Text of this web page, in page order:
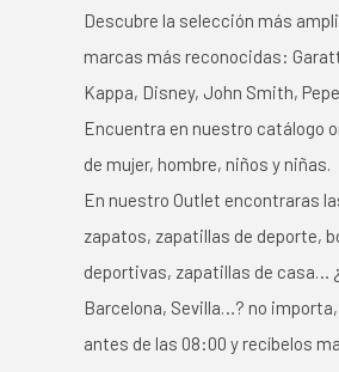
Descubre la selección más
marcas más reconocidas:
Kappa, Disney, John Smith,
Encuentra en nuestro catálogo
de mujer, hombre, niños y niñas.
En nuestro Outlet encontraras
zapatos, zapatillas de deporte,
deportivas, zapatillas de casa…
Barcelona, Sevilla…? no
antes de las 08:00 y recíbelos